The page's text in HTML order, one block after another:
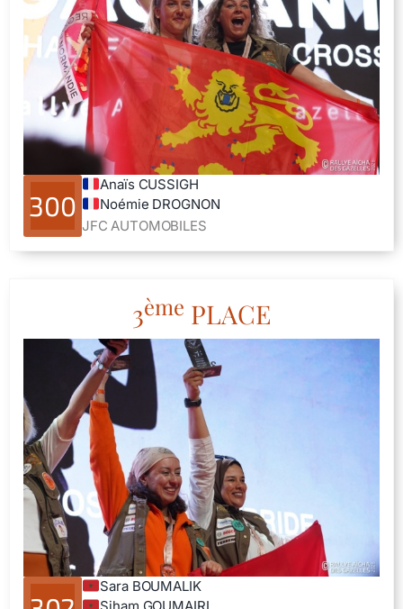
300
Anaïs CUSSIGH
Noémie DROGNON
JFC AUTOMOBILES
3ème PLACE
Sara BOUMALIK